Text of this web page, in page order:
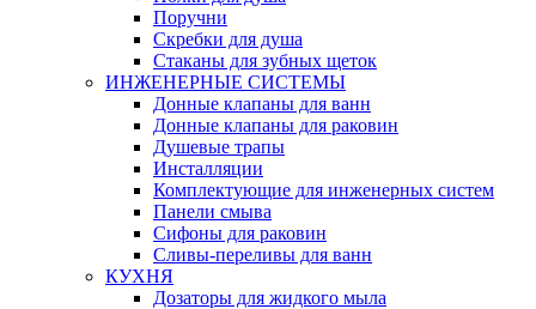
Поручни
Скребки для душа
Стаканы для зубных щеток
ИНЖЕНЕРНЫЕ СИСТЕМЫ
Донные клапаны для ванн
Донные клапаны для раковин
Душевые трапы
Инсталляции
Комплектующие для инженерных систем
Панели смыва
Сифоны для раковин
Сливы-переливы для ванн
КУХНЯ
Дозаторы для жидкого мыла